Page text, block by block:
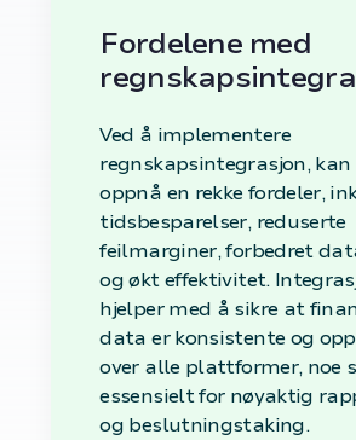
Fordelene med
Ved å implementere
regnskapsintegrasjon,
oppnå en rekke fordeler,
tidsbesparelser, reduserte
feilmarginer, forbedret
og økt effektivitet.
hjelper med å sikre at
data er konsistente og
over alle plattformer, noe
essensielt for nøyaktig
og beslutningstaking.